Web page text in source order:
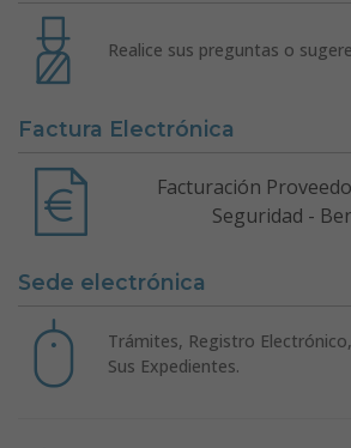
Realice sus preguntas o
Factura Electrónica
Facturación
Seguridad -
Sede electrónica
Trámites, Registro
Sus Expedientes.